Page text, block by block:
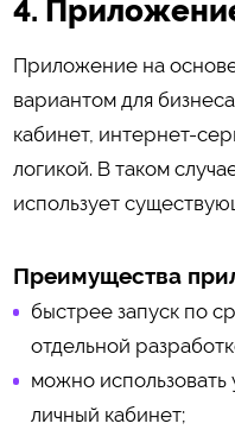
4.
Приложение на
вариантом для
кабинет, интернет-
логикой. В таком
использует
Преимущества
быстрее запуск по
отдельной
можно
личный кабинет;